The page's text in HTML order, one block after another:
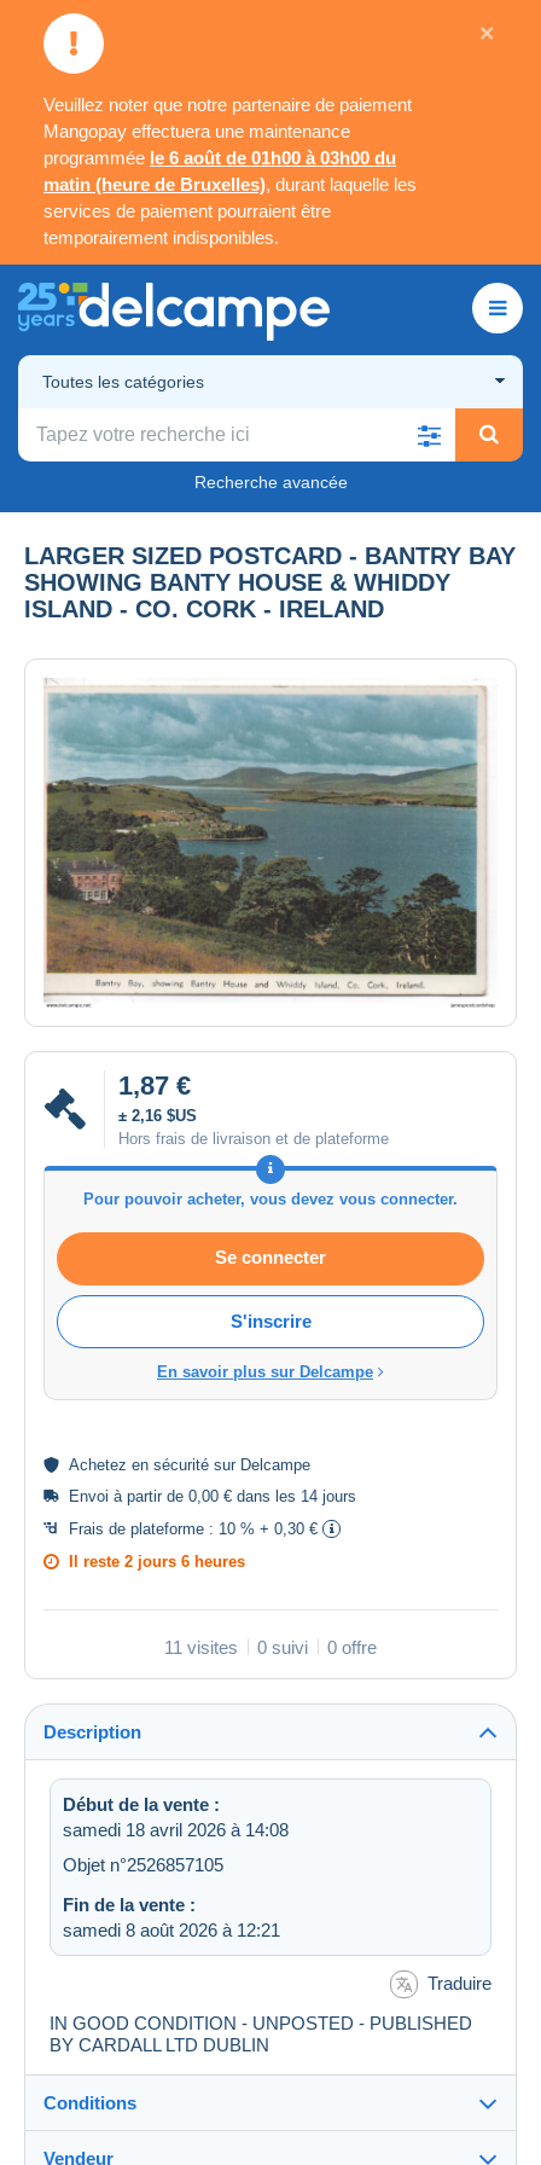
Veuillez noter que notre partenaire de paiement
Mangopay effectuera une maintenance
programmée le 6 août de 01h00 à 03h00 du
matin (heure de Bruxelles), durant laquelle les
services de paiement pourraient être
temporairement indisponibles.
×
Toutes les catégories
Recherche avancée
LARGER SIZED POSTCARD - BANTRY BAY
SHOWING BANTY HOUSE & WHIDDY
ISLAND - CO. CORK - IRELAND
1,87 €
± 2,16 $US
Hors frais de livraison et de plateforme
Pour pouvoir acheter, vous devez vous connecter.
Se connecter
S'inscrire
En savoir plus sur Delcampe
Achetez en sécurité sur Delcampe
Envoi à partir de 0,00 € dans les 14 jours
Frais de plateforme : 10 % + 0,30 €
Il reste 2 jours 6 heures
11 visites 0 suivi 0 offre
Description
Début de la vente :
samedi 18 avril 2026 à 14:08
Objet n°2526857105
Fin de la vente :
samedi 8 août 2026 à 12:21
Traduire
IN GOOD CONDITION - UNPOSTED - PUBLISHED
BY CARDALL LTD DUBLIN
Conditions
Vendeur